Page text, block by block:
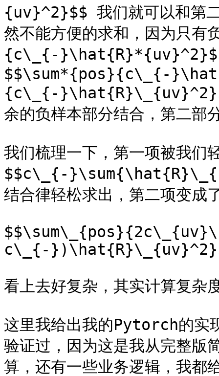
{uv}^2}$$ 我们就可以和第二
然不能方便的求和，因为只
{c\_{-}\hat{R}*{uv}^2}$$
$$\sum*{pos}{c\_{-
{c\_{-}\hat{R}\_{uv}^2}$$
余的负样本部分结合，第二部
我们梳理一下，第一项被我们
$$c\_{-
结合律轻松求出，第二项变成
c\_{-
看上去好复杂，其实计算复杂
这里我给出我的Pytorch的实
验证过，因为这是我从完整版
算，还有一些业务逻辑，我都